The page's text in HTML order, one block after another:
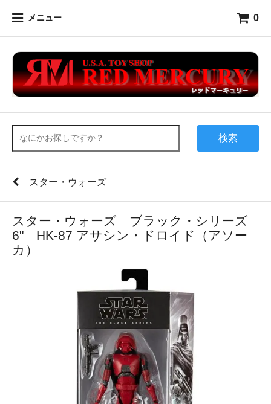
メニュー 0
検索
スター・ウォーズ
スター・ウォーズ ブラック・シリーズ
6" HK-87 アサシン・ドロイド（アソー
カ）